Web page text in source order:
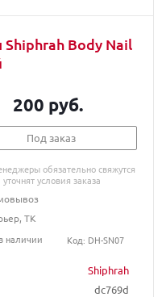
Body Nail
Shiphrah
dc769d
200 руб.
Под заказ
обязательно свяжутся
условия заказа
ТК
наличии
Код: DH-SN07